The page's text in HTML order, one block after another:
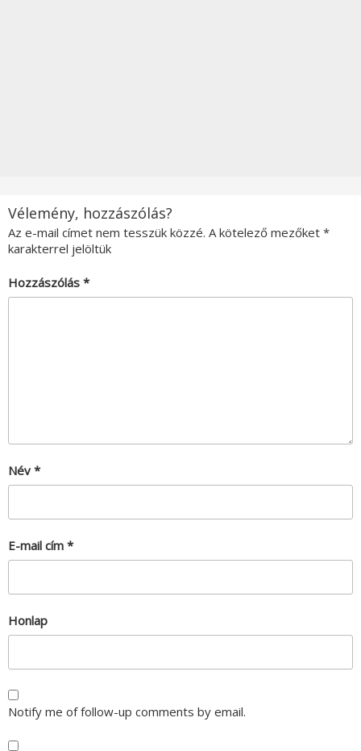
Vélemény, hozzászólás?
Az e-mail címet nem tesszük közzé. A kötelező mezőket *
karakterrel jelöltük
Hozzászólás *
Név *
E-mail cím *
Honlap
Notify me of follow-up comments by email.